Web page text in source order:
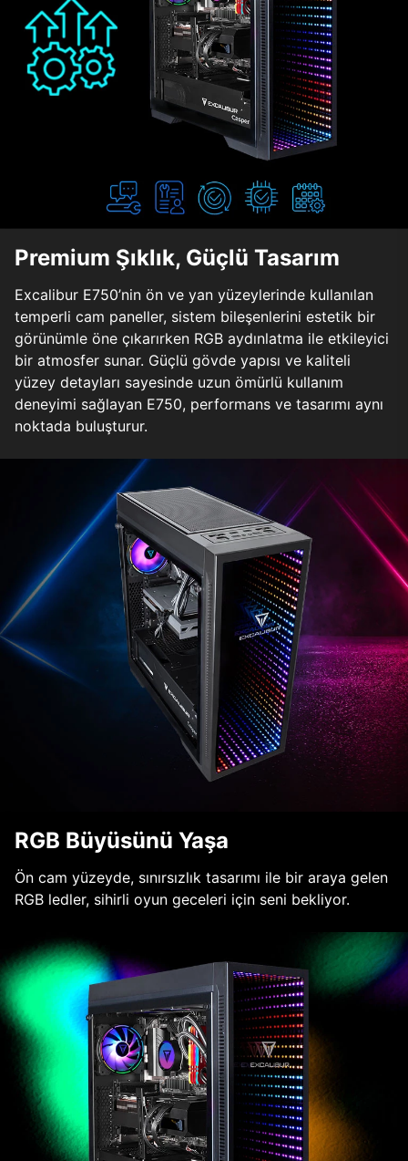
Premium Şıklık, Güçlü Tasarım
Excalibur E750’nin ön ve yan yüzeylerinde kullanılan
temperli cam paneller, sistem bileşenlerini estetik bir
görünümle öne çıkarırken RGB aydınlatma ile etkileyici
bir atmosfer sunar. Güçlü gövde yapısı ve kaliteli
yüzey detayları sayesinde uzun ömürlü kullanım
deneyimi sağlayan E750, performans ve tasarımı aynı
noktada buluşturur.
RGB Büyüsünü Yaşa
Ön cam yüzeyde, sınırsızlık tasarımı ile bir araya gelen
RGB ledler, sihirli oyun geceleri için seni bekliyor.